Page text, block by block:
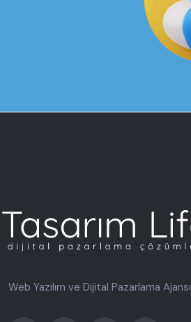
Web Yazılım ve Dijital Pazarlama Ajansı